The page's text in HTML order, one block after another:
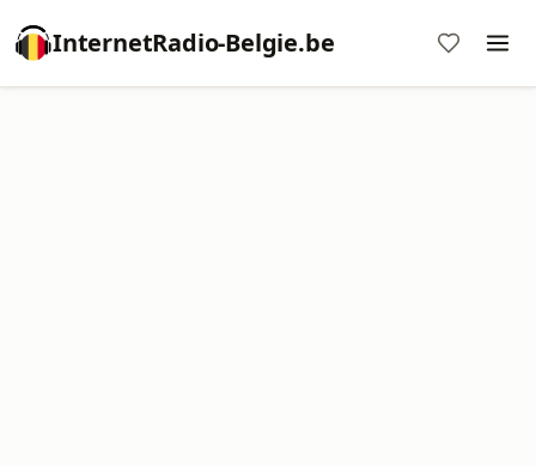
InternetRadio-Belgie.be